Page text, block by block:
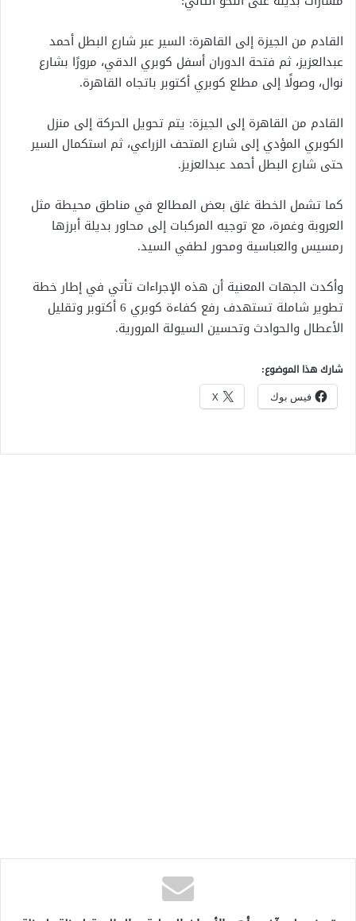
القادم من الجيزة إلى القاهرة: السير عبر شارع البطل أحمد
عبدالعزيز، ثم فتحة الدوران أسفل كوبري الدقي، مرورًا بشارع
نوال، وصولًا إلى مطلع كوبري أكتوبر باتجاه القاهرة.
القادم من القاهرة إلى الجيزة: يتم تحويل الحركة إلى منزل
الكوبري المؤدي إلى شارع المتحف الزراعي، ثم استكمال السير
حتى شارع البطل أحمد عبدالعزيز.
كما تشمل الخطة غلق بعض المطالع في مناطق محيطة مثل
العروبة وغمرة، مع توجيه المركبات إلى محاور بديلة أبرزها
رمسيس والعباسية ومحور لطفي السيد.
وأكدت الجهات المعنية أن هذه الإجراءات تأتي في إطار خطة
تطوير شاملة تستهدف رفع كفاءة كوبري 6 أكتوبر وتقليل
الأعطال والحوادث وتحسين السيولة المرورية.
شارك هذا الموضوع:
فيس بوك X